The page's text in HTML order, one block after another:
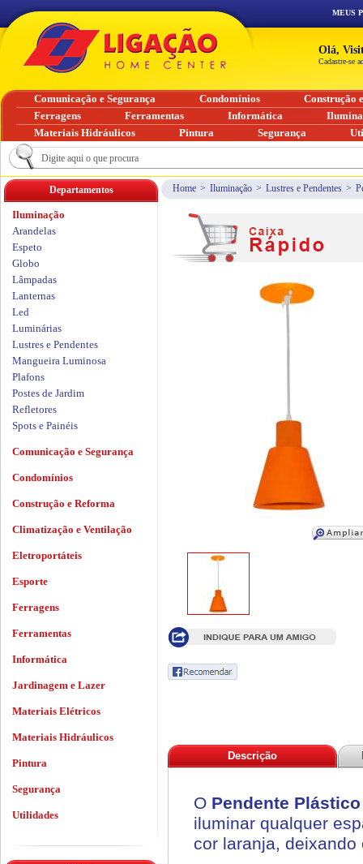
Home > Iluminação > Lustres e Pendentes >
Descrição
O Pendente
iluminar qualquer
cor laranja,
Departamentos
Iluminação
Arandelas
Espeto
Globo
Lâmpadas
Lanternas
Led
Luminárias
Lustres e Pendentes
Mangueira Luminosa
Plafons
Postes de Jardim
Refletores
Spots e Painéis
Comunicação e Segurança
Condomínios
Construção e Reforma
Climatização e Ventilação
Eletroportáteis
Esporte
Ferragens
Ferramentas
Informática
Jardinagem e Lazer
Materiais Elétricos
Materiais Hidráulicos
Pintura
Segurança
Utilidades
MEUS
Olá,
Cadastre-se
Comunicação e Segurança Condomínios
Construção
Ferragens
Ferramentas Informática
Materiais Hidráulicos
Pintura Segurança